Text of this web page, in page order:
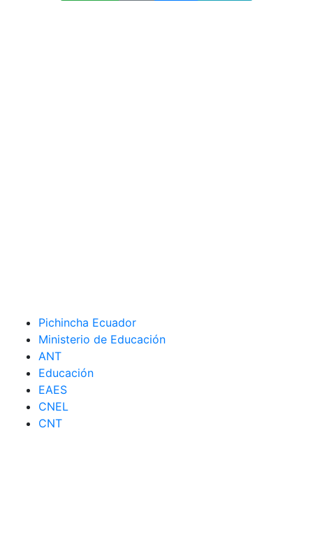
Pichincha Ecuador
Ministerio de Educación
ANT
Educación
EAES
CNEL
CNT